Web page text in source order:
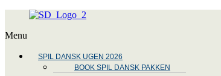
Menu
SPIL DANSK UGEN 2026
BOOK SPIL DANSK PAKKEN